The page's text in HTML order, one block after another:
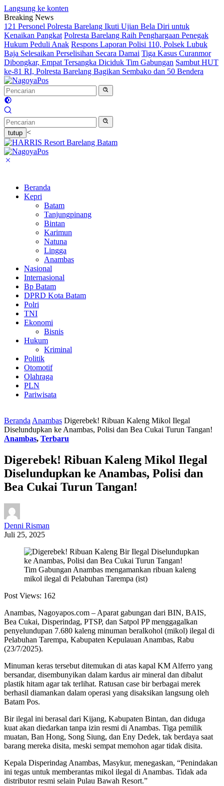
Langsung ke konten
Breaking News
121 Personel Polresta Barelang Ikuti Ujian Bela Diri untuk
Kenaikan Pangkat Polresta Barelang Raih Penghargaan Penegak
Hukum Peduli Anak Respons Laporan Polisi 110, Polsek Lubuk
Baja Selesaikan Perselisihan Secara Damai Tiga Kasus Curanmor
Dibongkar, Empat Tersangka Diciduk Tim Gabungan Sambut HUT
ke-81 RI, Polresta Barelang Bagikan Sembako dan 50 Bendera
tutup <
Beranda
Kepri
Batam
Tanjungpinang
Bintan
Karimun
Natuna
Lingga
Anambas
Nasional
Internasional
Bp Batam
DPRD Kota Batam
Polri
TNI
Ekonomi
Bisnis
Hukum
Kriminal
Politik
Otomotif
Olahraga
PLN
Pariwisata
Beranda Anambas Digerebek! Ribuan Kaleng Mikol Ilegal
Diselundupkan ke Anambas, Polisi dan Bea Cukai Turun Tangan!
Anambas, Terbaru
Digerebek! Ribuan Kaleng Mikol Ilegal
Diselundupkan ke Anambas, Polisi dan
Bea Cukai Turun Tangan!
Denni Risman
Juli 25, 2025
Tim Gabungan Anambas mengamankan ribuan kaleng
mikol ilegal di Pelabuhan Tarempa (ist)
Post Views: 162
Anambas, Nagoyapos.com – Aparat gabungan dari BIN, BAIS,
Bea Cukai, Disperindag, PTSP, dan Satpol PP menggagalkan
penyelundupan 7.680 kaleng minuman beralkohol (mikol) ilegal di
Pelabuhan Tarempa, Kabupaten Kepulauan Anambas, Rabu
(23/7/2025).
Minuman keras tersebut ditemukan di atas kapal KM Alferro yang
bersandar, disembunyikan dalam kardus air mineral dan dibalut
plastik hitam agar tak terlihat. Ratusan case bir berbagai merek
berhasil diamankan dalam operasi yang disaksikan langsung oleh
Batam Pos.
Bir ilegal ini berasal dari Kijang, Kabupaten Bintan, dan diduga
kuat akan diedarkan tanpa izin resmi di Anambas. Tiga pemilik
muatan, Ban Hong, Song Siung, dan Eny Dedek, tak berdaya saat
barang mereka disita, meski sempat memohon agar tidak disita.
Kepala Disperindag Anambas, Masykur, menegaskan, “Penindakan
ini tegas untuk memberantas mikol ilegal di Anambas. Tidak ada
distributor resmi selain Pulau Bawah Resort.”